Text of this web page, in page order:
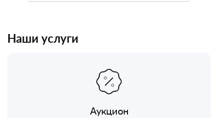
Наши услуги
Аукцион